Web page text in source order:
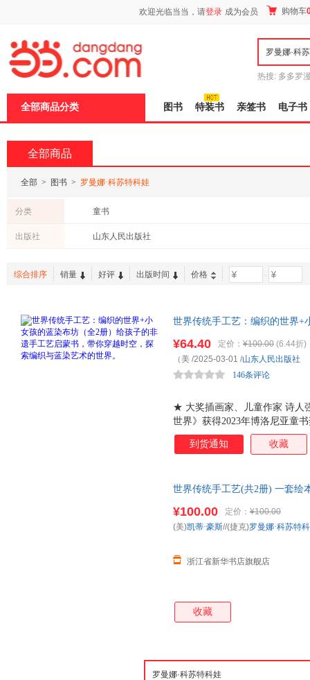
欢迎光临当当，请登录 成为会员 购物车
热搜: 多多罗
全部商品分类 图书 特装书 亲签书 电子书
全部商品
全部 > 图书 > 罗曼娜·科苏特科娃
分类 童书
出版社 山东人民出版社
综合排序 销量 好评 出版时间 价格 -
世界传统手工艺：编织的世界+
穿越时空，探索编织与蓝染艺
仅仅是关于技艺的绘本，更是
事。
★ 大奖插画家、儿童作家 诗人
世界》获得2023年博洛尼亚童
圈儿国际插画奖 金菠萝奖 ，
《小女孩的蓝染布坊》作者获
一个充满好奇的年轻女孩，她
喃。 ★ 如同一扇窗，这本书让
的古老工艺。深入蓝染的神秘
¥64.40 定价： ¥100.00 (6.44折)
146条评论
（美 /2025-03-01 /山东人民出版社
到货通知 收藏
世界传统手工艺(共2册) 一套绘
¥100.00 定价： ¥100.00
浙江省新华书店旗舰店
(美)凯蒂·豪斯//(捷克)罗曼娜·科苏特
收藏
页
加